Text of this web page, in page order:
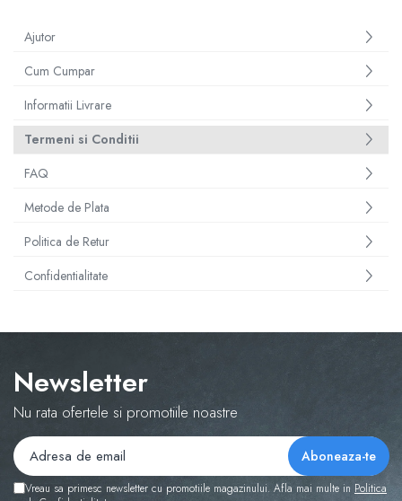
Ajutor
Cum Cumpar
Informatii Livrare
Termeni si Conditii
FAQ
Metode de Plata
Politica de Retur
Confidentialitate
Newsletter
Nu rata ofertele si promotiile noastre
Vreau sa primesc newsletter cu promotiile magazinului. Afla mai multe in Politica